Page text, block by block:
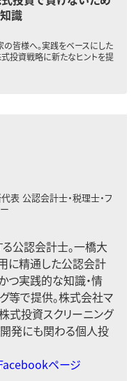
識
皆様へ。実践をベースにした
式投資戦略に新たなヒントを提
表 公認会計士・税理士・フ
る公認会計士。一橋大
に精通した公認会計
つ実践的な知識・情
等で提供。株式会社マ
式投資スクリーニング
開発にも関わる個人投
ページ